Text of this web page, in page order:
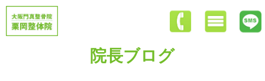
院長ブログ